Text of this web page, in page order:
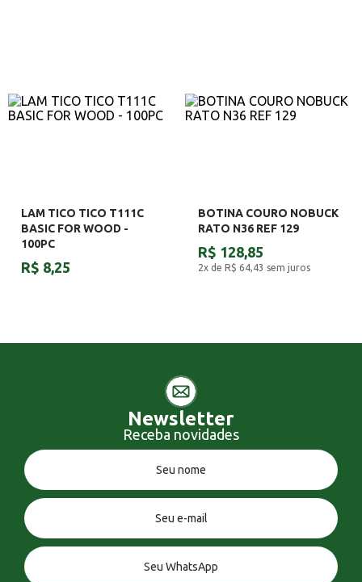
LAM TICO TICO T111C
BASIC FOR WOOD -
100PC
R$ 8,25
BOTINA COURO NOBUCK
RATO N36 REF 129
R$ 128,85
2x de R$ 64,43 sem juros
Newsletter
Receba novidades